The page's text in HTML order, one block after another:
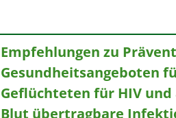
Empfehlungen zu
Gesundheitsangeboten
Geflüchteten für HIV
Blut übertragbare